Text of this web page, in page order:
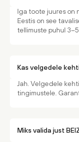
Iga toote juures on
Eestis on see
tellimuste puhul
Kas velgedele
Jah. Velgedele
tingimustele.
Miks valida just